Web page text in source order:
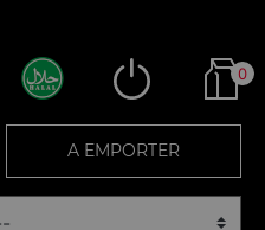
0
A EMPORTER